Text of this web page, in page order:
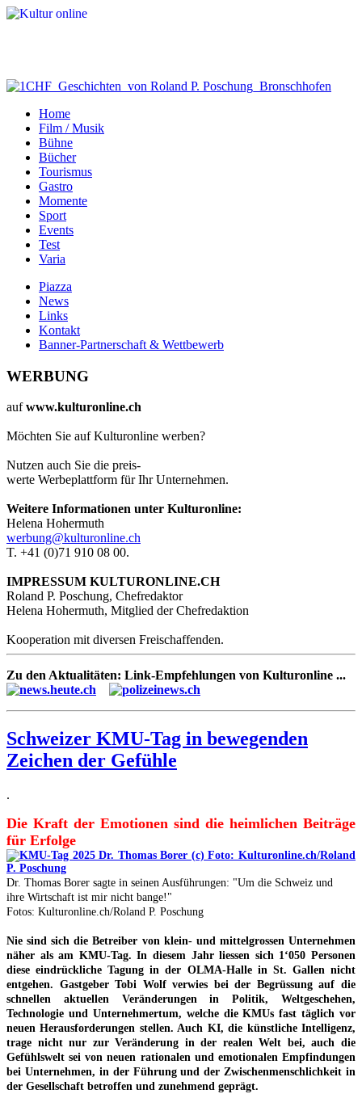
Home
Film / Musik
Bühne
Bücher
Tourismus
Gastro
Momente
Sport
Events
Test
Varia
Piazza
News
Links
Kontakt
Banner-Partnerschaft & Wettbewerb
WERBUNG
aufwww.kulturonline.ch
Möchten Sie auf Kulturonline werben?
Nutzen auch Sie die preis-
werte Werbeplattform für Ihr Unternehmen.
Weitere Informationen unter Kulturonline:
Helena Hohermuth
werbung@kulturonline.ch
T. +41 (0)71 910 08 00.
IMPRESSUM KULTURONLINE.CH
Roland P. Poschung, Chefredaktor
Helena Hohermuth, Mitglied der Chefredaktion
Kooperation mit diversen Freischaffenden.
Zu den Aktualitäten: Link-Empfehlungen von Kulturonline ...
Schweizer KMU-Tag in bewegenden
Zeichen der Gefühle
.
Die Kraft der Emotionen sind die heimlichen Beiträge
für Erfolge
Dr. Thomas Borer sagte in seinen Ausführungen: "Um die Schweiz und
ihre Wirtschaft ist mir nicht bange!"
Fotos: Kulturonline.ch/Roland P. Poschung
Nie sind sich die Betreiber von klein- und mittelgrossen Unternehmen
näher als am KMU-Tag. In diesem Jahr liessen sich 1‘050 Personen
diese eindrückliche Tagung in der OLMA-Halle in St. Gallen nicht
entgehen. Gastgeber Tobi Wolf verwies bei der Begrüssung auf die
schnellen aktuellen Veränderungen in Politik, Weltgeschehen,
Technologie und Unternehmertum, welche die KMUs fast täglich vor
neuen Herausforderungen stellen. Auch KI, die künstliche Intelligenz,
trage nicht nur zur Veränderung in der realen Welt bei, auch die
Gefühlswelt sei von neuen rationalen und emotionalen Empfindungen
bei Unternehmen, in der Führung und der Zwischenmenschlichkeit in
der Gesellschaft betroffen und zunehmend geprägt.